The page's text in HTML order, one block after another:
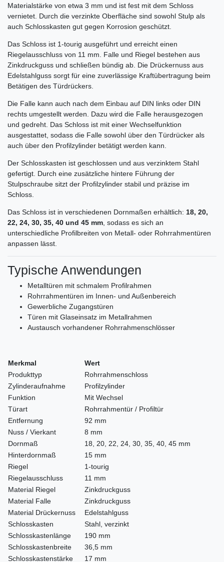
Materialstärke von etwa 3 mm und ist fest mit dem Schloss
vernietet. Durch die verzinkte Oberfläche sind sowohl Stulp als
auch Schlosskasten gut gegen Korrosion geschützt.
Das Schloss ist 1-tourig ausgeführt und erreicht einen
Riegelausschluss von 11 mm. Falle und Riegel bestehen aus
Zinkdruckguss und schließen bündig ab. Die Drückernuss aus
Edelstahlguss sorgt für eine zuverlässige Kraftübertragung beim
Betätigen des Türdrückers.
Die Falle kann auch nach dem Einbau auf DIN links oder DIN
rechts umgestellt werden. Dazu wird die Falle herausgezogen
und gedreht. Das Schloss ist mit einer Wechselfunktion
ausgestattet, sodass die Falle sowohl über den Türdrücker als
auch über den Profilzylinder betätigt werden kann.
Der Schlosskasten ist geschlossen und aus verzinktem Stahl
gefertigt. Durch eine zusätzliche hintere Führung der
Stulpschraube sitzt der Profilzylinder stabil und präzise im
Schloss.
Das Schloss ist in verschiedenen Dornmaßen erhältlich: 18, 20,
22, 24, 30, 35, 40 und 45 mm, sodass es sich an
unterschiedliche Profilbreiten von Metall- oder Rohrrahmentüren
anpassen lässt.
Typische Anwendungen
Metalltüren mit schmalem Profilrahmen
Rohrrahmentüren im Innen- und Außenbereich
Gewerbliche Zugangstüren
Türen mit Glaseinsatz im Metallrahmen
Austausch vorhandener Rohrrahmenschlösser
Merkmal
Wert
Produkttyp
Rohrrahmenschloss
Zylinderaufnahme
Profilzylinder
Funktion
Mit Wechsel
Türart
Rohrrahmentür / Profiltür
Entfernung
92 mm
Nuss / Vierkant
8 mm
Dornmaß
18, 20, 22, 24, 30, 35, 40, 45 mm
Hinterdornmaß
15 mm
Riegel
1-tourig
Riegelausschluss
11 mm
Material Riegel
Zinkdruckguss
Material Falle
Zinkdruckguss
Material Drückernuss
Edelstahlguss
Schlosskasten
Stahl, verzinkt
Schlosskastenlänge
190 mm
Schlosskastenbreite
36,5 mm
Schlosskastenstärke
17 mm